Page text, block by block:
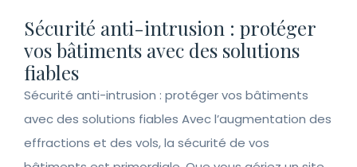
Sécurité anti-intrusion : protéger
vos bâtiments avec des solutions
fiables
Sécurité anti-intrusion : protéger vos bâtiments
avec des solutions fiables Avec l’augmentation des
effractions et des vols, la sécurité de vos